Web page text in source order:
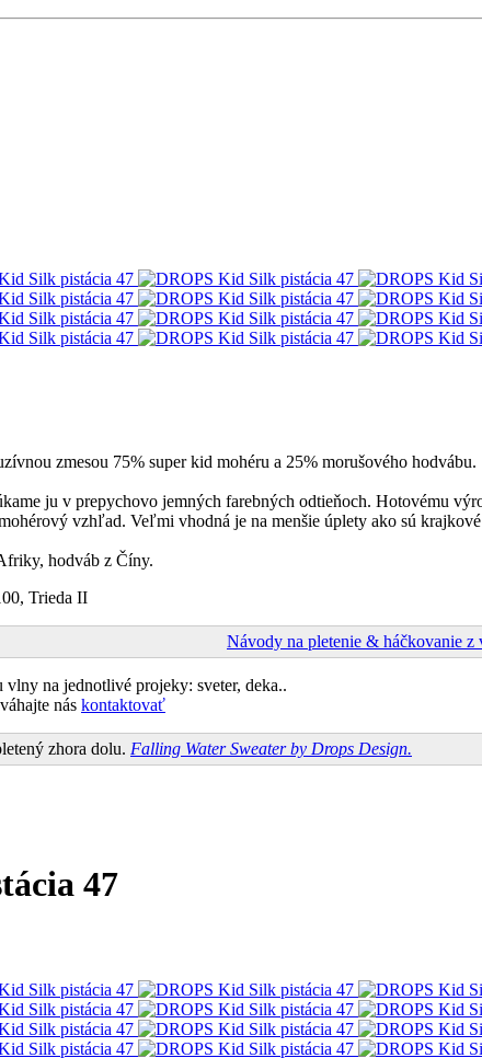
zmesou 75% super kid mohéru a 25% morušového hodvábu.
ju v prepychovo jemných farebných odtieňoch. Hotovému
vzhľad. Veľmi vhodná je na menšie úplety ako sú
hodváb z Číny.
Trieda II
Návody na pletenie & háčkovanie
vlny na jednotlivé projeky: sveter, deka..
nás kontaktovať
zhora dolu. Falling Water Sweater by Drops Design.
47